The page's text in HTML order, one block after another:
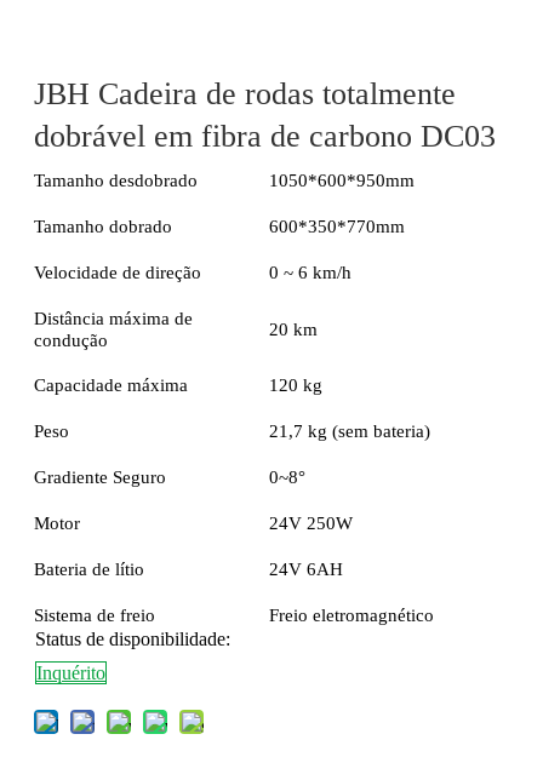
JBH Cadeira de rodas totalmente
dobrável em fibra de carbono DC03
Tamanho desdobrado 1050*600*950mm
Tamanho dobrado 600*350*770mm
Velocidade de direção 0 ~ 6 km/h
Distância máxima de
condução
20 km
Capacidade máxima 120 kg
Peso 21,7 kg (sem bateria)
Gradiente Seguro 0~8°
Motor 24V 250W
Bateria de lítio 24V 6AH
Sistema de freio Freio eletromagnético
Status de disponibilidade:
Inquérito